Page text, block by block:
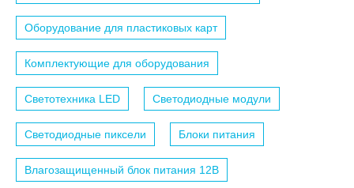
Оборудование для пластиковых карт
Комплектующие для оборудования
Светотехника LED Светодиодные модули
Светодиодные пиксели Блоки питания
Влагозащищенный блок питания 12B